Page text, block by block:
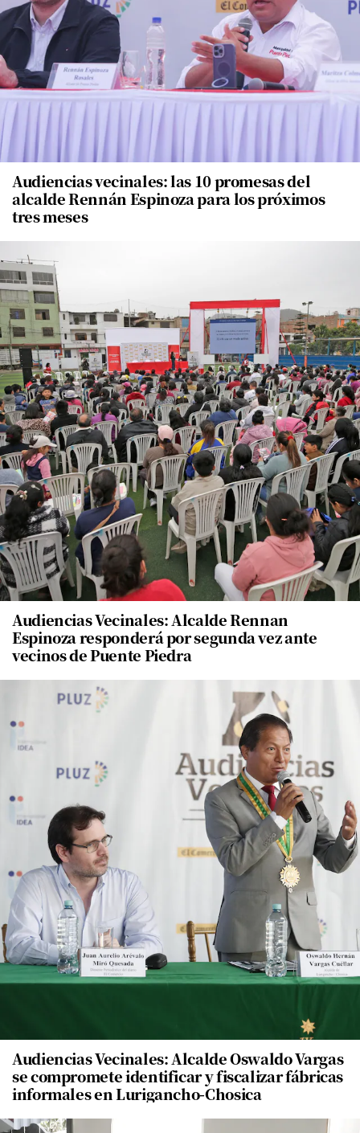
Audiencias vecinales: las 10 promesas del
alcalde Rennán Espinoza para los próximos
tres meses
Audiencias Vecinales: Alcalde Rennan
Espinoza responderá por segunda vez ante
vecinos de Puente Piedra
Audiencias Vecinales: Alcalde Oswaldo Vargas
se compromete identificar y fiscalizar fábricas
informales en Lurigancho-Chosica